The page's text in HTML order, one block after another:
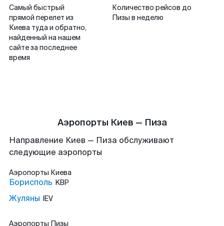
Самый быстрый
прямой перелет из
Киева туда и обратно,
найденный на нашем
сайте за последнее
время
Количество рейсов до
Пизы в неделю
Аэропорты Киев — Пиза
Направление Киев — Пиза обслуживают
следующие аэропорты
Аэропорты Киева
Борисполь KBP
Жуляны IEV
Аэропорты Пизы